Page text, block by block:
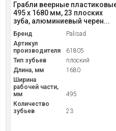
Грабли веерные
495 х 1680 мм, 23 плоских
зуба, алюминиевый черен...
Бренд
Palisad
Артикул
производителя
61805
Тип зубьев
плоский
Длина, мм
1680
Ширина
рабочей части,
мм
495
Количество
зубьев
23